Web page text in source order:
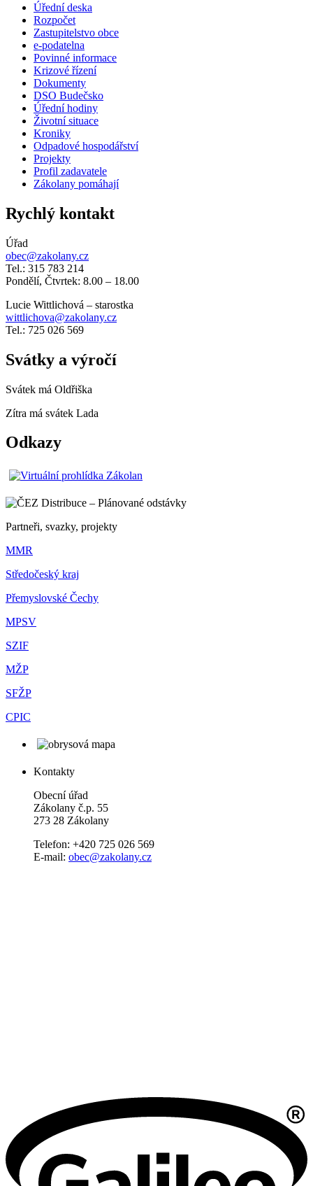
Úřední deska
Rozpočet
Zastupitelstvo obce
e-podatelna
Povinné informace
Krizové řízení
Dokumenty
DSO Budečsko
Úřední hodiny
Životní situace
Kroniky
Odpadové hospodářství
Projekty
Profil zadavatele
Zákolany pomáhají
Rychlý kontakt
Úřad
obec@zakolany.cz
Tel.: 315 783 214
Pondělí, Čtvrtek: 8.00 – 18.00
Lucie Wittlichová – starostka
wittlichova@zakolany.cz
Tel.: 725 026 569
Svátky a výročí
Svátek má Oldřiška
Zítra má svátek Lada
Odkazy
Partneři, svazky, projekty
MMR
Středočeský kraj
Přemyslovské Čechy
MPSV
SZIF
MŽP
SFŽP
CPIC
Kontakty
Obecní úřad
Zákolany č.p. 55
273 28 Zákolany
Telefon: +420 725 026 569
E-mail: obec@zakolany.cz